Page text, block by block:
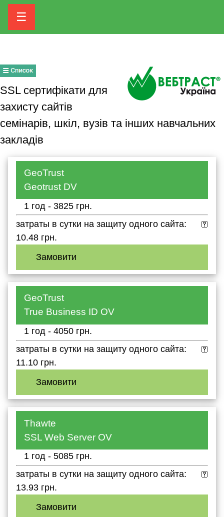
☰
SSL сертифікати для
захисту сайтів
семінарів, шкіл, вузів та інших навчальних
закладів
GeoTrust
Geotrust DV
1 год - 3825 грн.
затраты в сутки на защиту одного сайта:
10.48 грн.
Замовити
GeoTrust
True Business ID OV
1 год - 4050 грн.
затраты в сутки на защиту одного сайта:
11.10 грн.
Замовити
Thawte
SSL Web Server OV
1 год - 5085 грн.
затраты в сутки на защиту одного сайта:
13.93 грн.
Замовити